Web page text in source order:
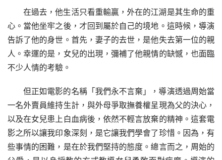
在過去，他生活只看重輸贏，外在的江湖是其生命的重
心。當他坐牢之後，才回到屬於自己的境地。這時候，導演
告訴了他的身世。首先，妻子的去世，是他失去第一位的親
人。幸運的是，女兒的出現，彌補了他親情的缺憾，也面臨
不少人情的考驗。
但正如電影的名稱「我們永不言棄」，導演透過周始當
一名外賣員維持生計，與外母爭取撫養權呈現為父的決心，
以及在女兒患上白血病後，依然不輕言放棄的精神。這套電
影之所以讓我印象深刻，是它讓我們學會了珍惜。因為，有
些事情的困難，是在於我們堅持的態度。總言而之，周始的